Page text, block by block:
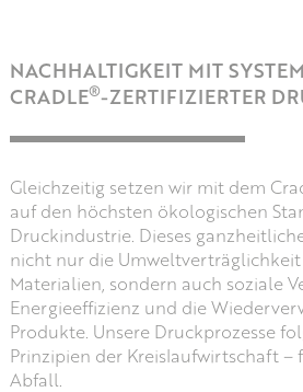
NACHHALTIGKEIT MIT
CRADLE®-ZERTIFIZIERTER
Gleichzeitig setzen wir mit dem
auf den höchsten ökologischen
Druckindustrie. Dieses
nicht nur die
Materialien, sondern auch soziale
Energieeffizienz und die
Produkte. Unsere Druckprozesse
Prinzipien der Kreislaufwirtschaft
Abfall.